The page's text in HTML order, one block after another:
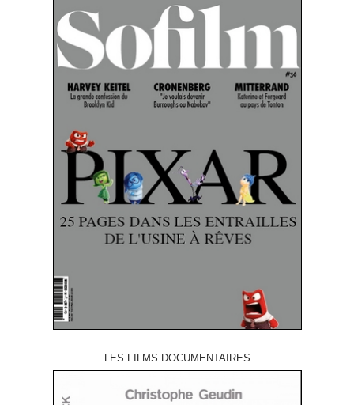
LES FILMS DOCUMENTAIRES